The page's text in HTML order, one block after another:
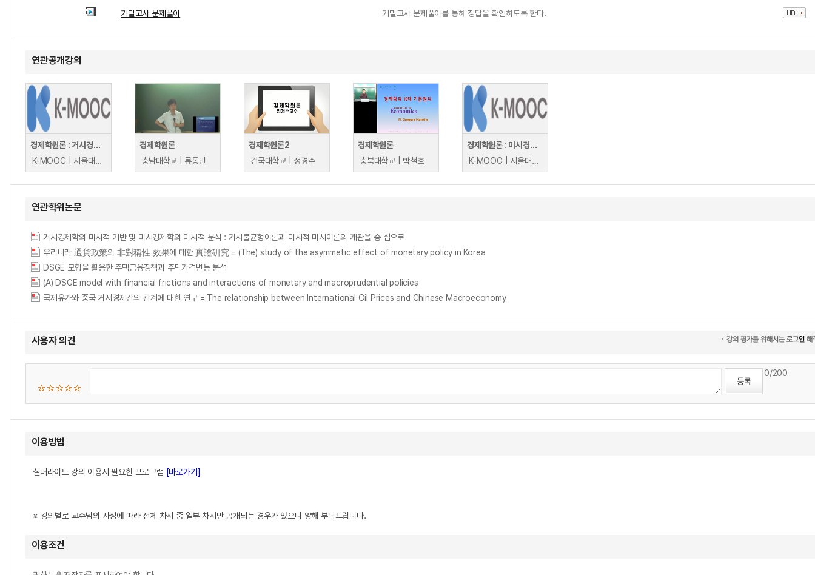
기말고사 문제풀이 기말고사 문제풀이를 통해 정답을 확인하도록 한다.
연관공개강의
경제학원론 : 거시경제학
K-MOOC | 서울대학교 이준구
경제학원론
충남대학교 | 류동민
경제학원론2
건국대학교 | 정경수
경제학원론
충북대학교 | 박철호
경제학원론 : 미시경제학
K-MOOC | 서울대학교 이준구
연관학위논문
거시경제학의 미시적 기반 및 미시경제학의 미시적 분석 : 거시불균형이론과 미시적 미시이론의 개관을 중 심으로
우리나라 通貨政策의 非對稱性 效果에 대한 實證硏究 = (The) study of the asymmetic effect of monetary policy in Korea
DSGE 모형을 활용한 주택금융정책과 주택가격변동 분석
(A) DSGE model with financial frictions and interactions of monetary and macroprudential policies
국제유가와 중국 거시경제간의 관계에 대한 연구 = The relationship between International Oil Prices and Chinese Macroeconomy
사용자 의견
0/200
이용방법
실버라이트 강의 이용시 필요한 프로그램 [바로가기]
※ 강의별로 교수님의 사정에 따라 전체 차시 중 일부 차시만 공개되는 경우가 있으니 양해 부탁드립니다.
이용조건